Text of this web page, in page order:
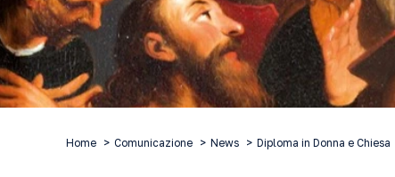
Home Comunicazione News Diploma in Donna e Chiesa